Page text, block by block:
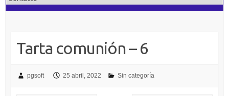
Tarta comunión – 6
pgsoft 25 abril, 2022 Sin categoría